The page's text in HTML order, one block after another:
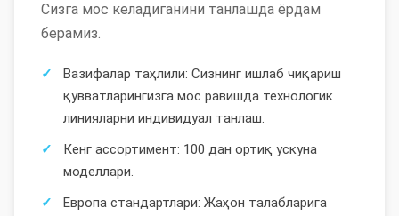
Сизга мос келадиганини танлашда ёрдам
берамиз.
Вазифалар таҳлили: Сизнинг ишлаб чиқариш
қувватларингизга мос равишда технологик
линияларни индивидуал танлаш.
Кенг ассортимент: 100 дан ортиқ ускуна
моделлари.
Европа стандартлари: Жаҳон талабларига